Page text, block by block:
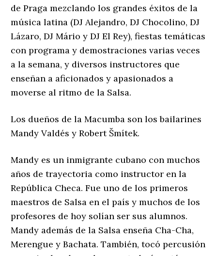
de Praga mezclando los grandes éxitos de la
música latina (DJ Alejandro, DJ Chocolino, DJ
Lázaro, DJ Mário y DJ El Rey), fiestas temáticas
con programa y demostraciones varias veces
a la semana, y diversos instructores que
enseñan a aficionados y apasionados a
moverse al ritmo de la Salsa.
Los dueños de la Macumba son los bailarines
Mandy Valdés y Robert Šmítek.
Mandy es un inmigrante cubano con muchos
años de trayectoria como instructor en la
República Checa. Fue uno de los primeros
maestros de Salsa en el país y muchos de los
profesores de hoy solían ser sus alumnos.
Mandy además de la Salsa enseña Cha-Cha,
Merengue y Bachata. También, tocó percusión